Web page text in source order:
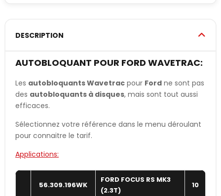
DESCRIPTION
AUTOBLOQUANT POUR FORD WAVETRAC:
Les autobloquants Wavetrac pour Ford ne sont pas
des autobloquants à disques, mais sont tout aussi
efficaces.
Sélectionnez votre référence dans le menu déroulant
pour connaitre le tarif.
Applications:
56.309.196WK
FORD FOCUS RS MK3
(2.3T)
10